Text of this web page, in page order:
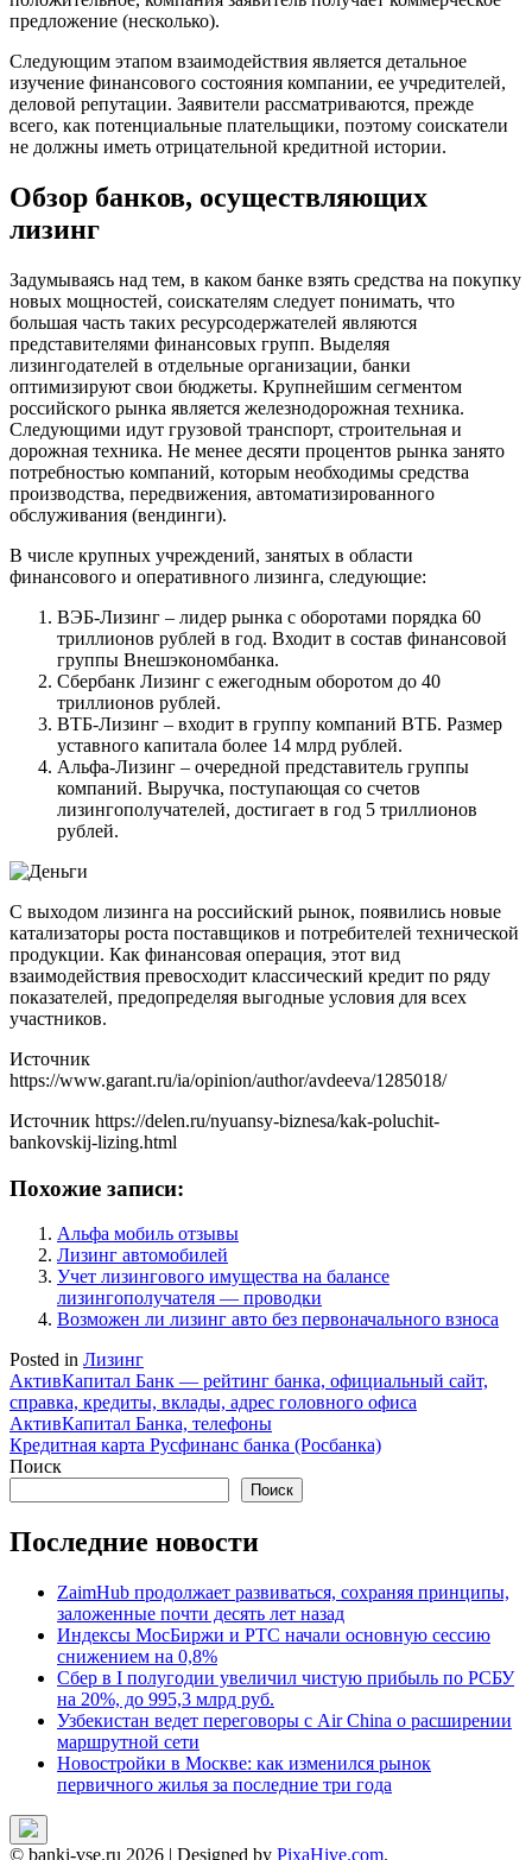
предложение (несколько).
Следующим этапом взаимодействия является детальное
изучение финансового состояния компании, ее учредителей,
деловой репутации. Заявители рассматриваются, прежде
всего, как потенциальные плательщики, поэтому соискатели
не должны иметь отрицательной кредитной истории.
Обзор банков, осуществляющих
лизинг
Задумываясь над тем, в каком банке взять средства на покупку
новых мощностей, соискателям следует понимать, что
большая часть таких ресурсодержателей являются
представителями финансовых групп. Выделяя
лизингодателей в отдельные организации, банки
оптимизируют свои бюджеты. Крупнейшим сегментом
российского рынка является железнодорожная техника.
Следующими идут грузовой транспорт, строительная и
дорожная техника. Не менее десяти процентов рынка занято
потребностью компаний, которым необходимы средства
производства, передвижения, автоматизированного
обслуживания (вендинги).
В числе крупных учреждений, занятых в области
финансового и оперативного лизинга, следующие:
ВЭБ-Лизинг – лидер рынка с оборотами порядка 60
триллионов рублей в год. Входит в состав финансовой
группы Внешэкономбанка.
Сбербанк Лизинг с ежегодным оборотом до 40
триллионов рублей.
ВТБ-Лизинг – входит в группу компаний ВТБ. Размер
уставного капитала более 14 млрд рублей.
Альфа-Лизинг – очередной представитель группы
компаний. Выручка, поступающая со счетов
лизингополучателей, достигает в год 5 триллионов
рублей.
С выходом лизинга на российский рынок, появились новые
катализаторы роста поставщиков и потребителей технической
продукции. Как финансовая операция, этот вид
взаимодействия превосходит классический кредит по ряду
показателей, предопределяя выгодные условия для всех
участников.
Источник
https://www.garant.ru/ia/opinion/author/avdeeva/1285018/
Источник https://delen.ru/nyuansy-biznesa/kak-poluchit-
bankovskij-lizing.html
Похожие записи:
Альфа мобиль отзывы
Лизинг автомобилей
Учет лизингового имущества на балансе
лизингополучателя — проводки
Возможен ли лизинг авто без первоначального взноса
Posted in Лизинг
Навигация
по
записям
АктивКапитал Банк — рейтинг банка, официальный сайт,
справка, кредиты, вклады, адрес головного офиса
АктивКапитал Банка, телефоны
Кредитная карта Русфинанс банка (Росбанка)
Поиск
Поиск
Последние новости
ZaimHub продолжает развиваться, сохраняя принципы,
заложенные почти десять лет назад
Индексы МосБиржи и РТС начали основную сессию
снижением на 0,8%
Сбер в I полугодии увеличил чистую прибыль по РСБУ
на 20%, до 995,3 млрд руб.
Узбекистан ведет переговоры с Air China о расширении
маршрутной сети
Новостройки в Москве: как изменился рынок
первичного жилья за последние три года
© banki-vse.ru 2026 | Designed by PixaHive.com.